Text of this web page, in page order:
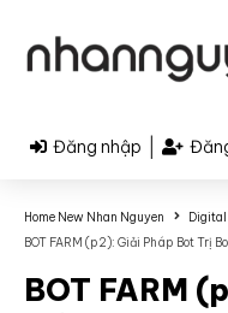
Đăng nhập
Home New Nhan Nguyen
BOT FARM (p2): Giải Pháp Bot Trị
BOT FARM